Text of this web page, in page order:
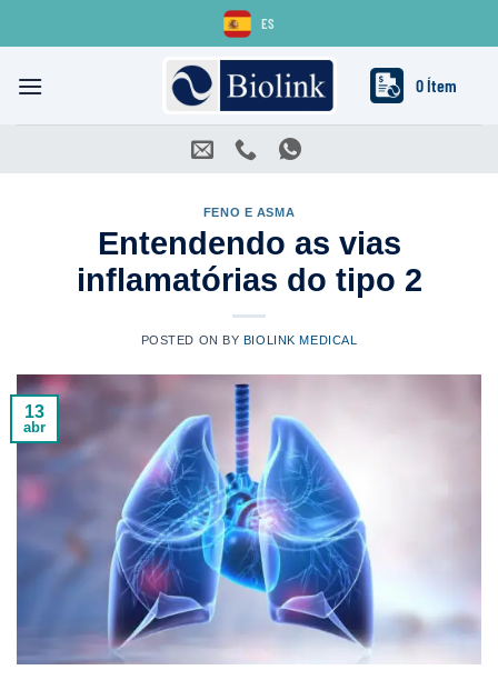
ES
0 Ítem
FENO E ASMA
Entendendo as vias
inflamatórias do tipo 2
POSTED ON BY BIOLINK MEDICAL
13
abr